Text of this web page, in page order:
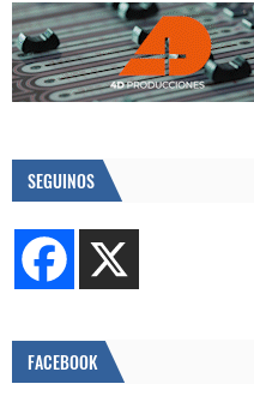
SEGUINOS
FACEBOOK